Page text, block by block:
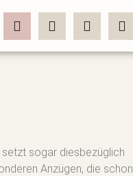
sogar diesbezüglich
Anzügen, die schon